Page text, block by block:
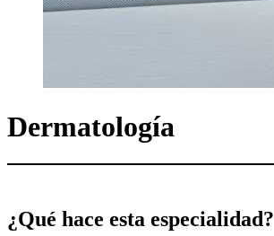
Dermatología
¿Qué hace esta especialidad?